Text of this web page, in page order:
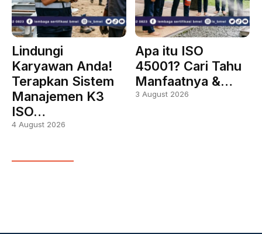
Lindungi
Karyawan Anda!
Terapkan Sistem
Manajemen K3
ISO…
4 August 2026
Apa itu ISO
45001? Cari Tahu
Manfaatnya &…
3 August 2026